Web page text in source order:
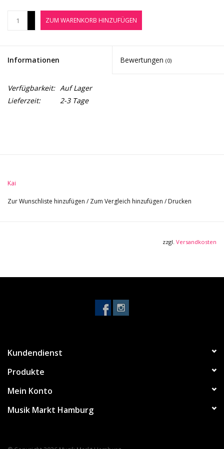
Jobbörse
Marken
ZUM WARENKORB HINZUFÜGEN
Informationen Bewertungen (0)
Verfügbarkeit: Auf Lager
Lieferzeit:
2-3 Tage
Kai
Zur Wunschliste hinzufügen / Zum Vergleich hinzufügen / Drucken
zzgl. Versandkosten
Kundendienst
Produkte
Mein Konto
Musik Markt Hamburg